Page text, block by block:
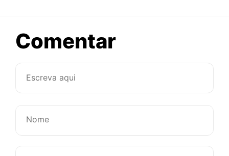
Comentarsobre